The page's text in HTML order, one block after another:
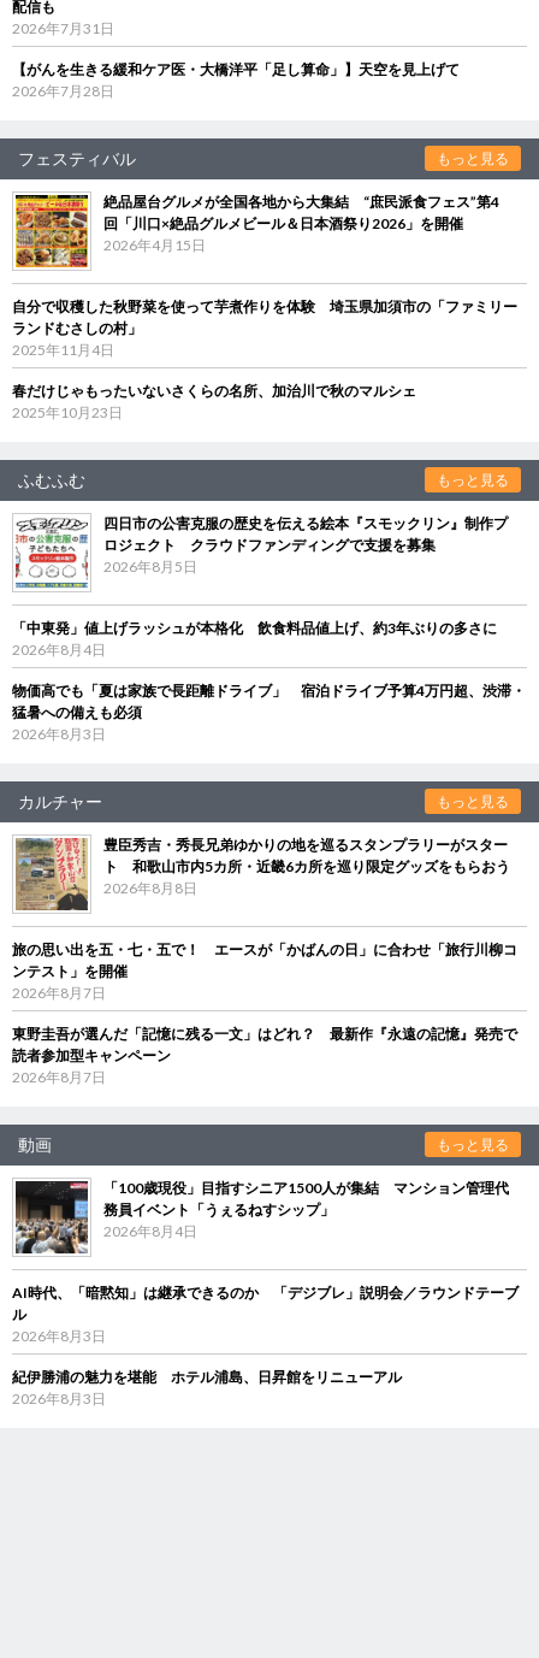
配信も
2026年7月31日
【がんを生きる緩和ケア医・大橋洋平「足し算命」】天空を見上げて
2026年7月28日
フェスティバル もっと見る
絶品屋台グルメが全国各地から大集結 “庶民派食フェス”第4
回「川口×絶品グルメビール＆日本酒祭り2026」を開催
2026年4月15日
自分で収穫した秋野菜を使って芋煮作りを体験 埼玉県加須市の「ファミリー
ランドむさしの村」
2025年11月4日
春だけじゃもったいないさくらの名所、加治川で秋のマルシェ
2025年10月23日
ふむふむ もっと見る
四日市の公害克服の歴史を伝える絵本『スモックリン』制作プ
ロジェクト クラウドファンディングで支援を募集
2026年8月5日
「中東発」値上げラッシュが本格化 飲食料品値上げ、約3年ぶりの多さに
2026年8月4日
物価高でも「夏は家族で長距離ドライブ」 宿泊ドライブ予算4万円超、渋滞・
猛暑への備えも必須
2026年8月3日
カルチャー もっと見る
豊臣秀吉・秀長兄弟ゆかりの地を巡るスタンプラリーがスター
ト 和歌山市内5カ所・近畿6カ所を巡り限定グッズをもらおう
2026年8月8日
旅の思い出を五・七・五で！ エースが「かばんの日」に合わせ「旅行川柳コ
ンテスト」を開催
2026年8月7日
東野圭吾が選んだ「記憶に残る一文」はどれ？ 最新作『永遠の記憶』発売で
読者参加型キャンペーン
2026年8月7日
動画 もっと見る
「100歳現役」目指すシニア1500人が集結 マンション管理代
務員イベント「うぇるねすシップ」
2026年8月4日
AI時代、「暗黙知」は継承できるのか 「デジブレ」説明会／ラウンドテーブ
ル
2026年8月3日
紀伊勝浦の魅力を堪能 ホテル浦島、日昇館をリニューアル
2026年8月3日